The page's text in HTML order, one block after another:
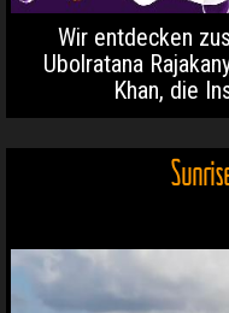
Wir entdecken
Ubolratana
Khan, die